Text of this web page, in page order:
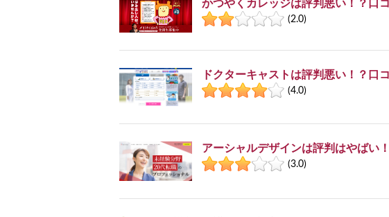
かつやくカレッジは評判悪い！？口
(2.0)
ドクターキャストは評判悪い！？口
(4.0)
アーシャルデザインは評判はやばい
(3.0)